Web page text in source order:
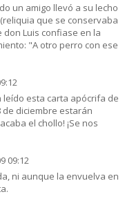
un amigo llevó a su lecho
que se conservaba
don Luis confiase en la
"A otro perro con ese
leído esta carta apócrifa de
de diciembre estarán
el chollo! ¡Se nos
09:12
ni aunque la envuelva en